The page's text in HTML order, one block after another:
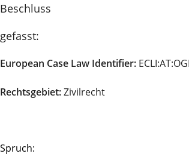
Beschluss
gefasst:
European Case Law Identifier:
Rechtsgebiet:Zivilrecht
Spruch: